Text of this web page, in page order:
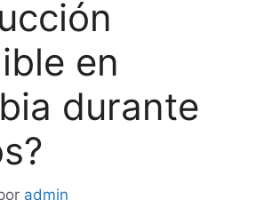
en
durante
admin